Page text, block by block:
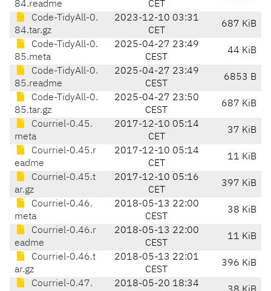
84.readme
CET
Code-TidyAll-0.
84.tar.gz
2023-12-10 03:31
CET
687 KiB
Code-TidyAll-0.
85.meta
2025-04-27 23:49
CEST
44 KiB
Code-TidyAll-0.
85.readme
2025-04-27 23:49
CEST
6853 B
Code-TidyAll-0.
85.tar.gz
2025-04-27 23:50
CEST
687 KiB
Courriel-0.45.
meta
2017-12-10 05:14
CET
37 KiB
Courriel-0.45.r
eadme
2017-12-10 05:14
CET
11 KiB
Courriel-0.45.t
ar.gz
2017-12-10 05:16
CET
397 KiB
Courriel-0.46.
meta
2018-05-13 22:00
CEST
38 KiB
Courriel-0.46.r
eadme
2018-05-13 22:00
CEST
11 KiB
Courriel-0.46.t
ar.gz
2018-05-13 22:01
CEST
396 KiB
Courriel-0.47.
2018-05-20 18:34